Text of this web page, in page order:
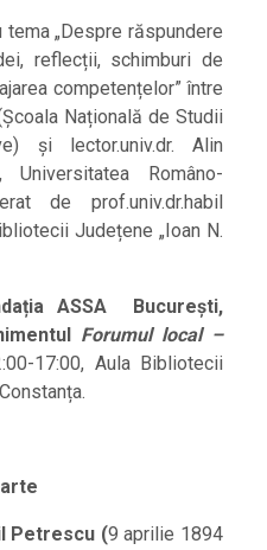
„Despre răspundere
reflecții, schimburi de
competențelor” între
Națională de Studii
și lector.univ.dr. Alin
Româno-
de prof.univ.dr.habil
Județene „Ioan N.
ASSA București,
Forumul local –
17:00, Aula Bibliotecii
Petrescu (9 aprilie 1894